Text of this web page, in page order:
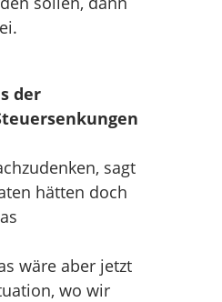
der
sagt
hätten doch
wäre aber jetzt
wo wir